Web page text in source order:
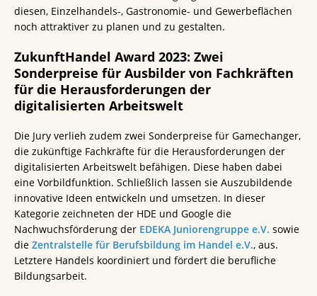
diesen, Einzelhandels-, Gastronomie- und Gewerbeflächen
noch attraktiver zu planen und zu gestalten.
ZukunftHandel Award 2023: Zwei
Sonderpreise für Ausbilder von Fachkräften
für die Herausforderungen der
digitalisierten Arbeitswelt
Die Jury verlieh zudem zwei Sonderpreise für Gamechanger,
die zukünftige Fachkräfte für die Herausforderungen der
digitalisierten Arbeitswelt befähigen. Diese haben dabei
eine Vorbildfunktion. Schließlich lassen sie Auszubildende
innovative Ideen entwickeln und umsetzen. In dieser
Kategorie zeichneten der HDE und Google die
Nachwuchsförderung der EDEKA Juniorengruppe e.V. sowie
die Zentralstelle für Berufsbildung im Handel e.V., aus.
Letztere Handels koordiniert und fördert die berufliche
Bildungsarbeit.